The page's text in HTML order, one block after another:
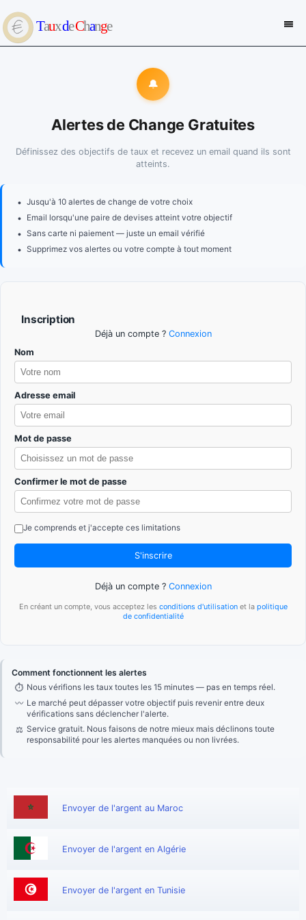
🔔
Alertes de Change Gratuites
Définissez des objectifs de taux et recevez un email quand ils sont
atteints.
• Jusqu'à 10 alertes de change de votre choix
• Email lorsqu'une paire de devises atteint votre objectif
• Sans carte ni paiement — juste un email vérifié
• Supprimez vos alertes ou votre compte à tout moment
Inscription
Déjà un compte ? Connexion
Nom
Adresse email
Mot de passe
Confirmer le mot de passe
Je comprends et j'accepte ces limitations
S'inscrire
Déjà un compte ? Connexion
En créant un compte, vous acceptez les conditions d'utilisationet la politique
de confidentialité
Comment fonctionnent les alertes
⏱ Nous vérifions les taux toutes les 15 minutes — pas en temps réel.
〰 Le marché peut dépasser votre objectif puis revenir entre deux
vérifications sans déclencher l'alerte.
⚖ Service gratuit. Nous faisons de notre mieux mais déclinons toute
responsabilité pour les alertes manquées ou non livrées.
Envoyer de l'argent au Maroc
Envoyer de l'argent en Algérie
Envoyer de l'argent en Tunisie